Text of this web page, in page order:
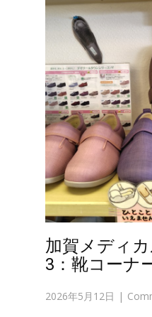
加賀メディ
3：靴コーナ
2026年5月12日